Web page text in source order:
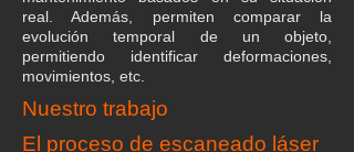
real. Además, permiten comparar la
evolución temporal de un objeto,
permitiendo identificar deformaciones,
movimientos, etc.
Nuestro trabajo
El proceso de escaneado láser